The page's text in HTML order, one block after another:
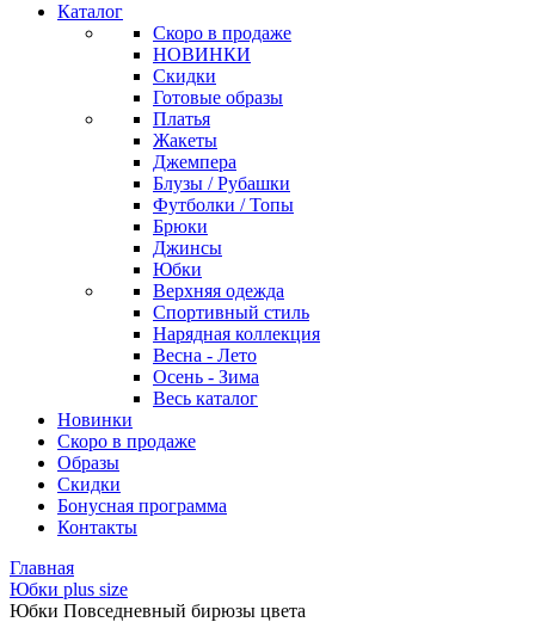
Каталог
Скоро в продаже
НОВИНКИ
Скидки
Готовые образы
Платья
Жакеты
Джемпера
Блузы / Рубашки
Футболки / Топы
Брюки
Джинсы
Юбки
Верхняя одежда
Спортивный стиль
Нарядная коллекция
Весна - Лето
Осень - Зима
Весь каталог
Новинки
Скоро в продаже
Образы
Скидки
Бонусная программа
Контакты
Главная
Юбки plus size
Юбки Повседневный бирюзы цвета